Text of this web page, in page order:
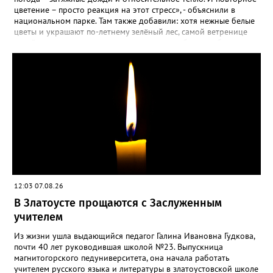
пошли на наращивание корневой системы. А со второго года
пусть лаванда цветёт во всю силу! Фото: Екатерина Бойко,
специально для «Златоуст.инфо». Обсуждение новости здесь
цветение – просто реакция на этот стресс», - объяснили в
национальном парке. Там также добавили: хотя нежные белые
цветы и украшают по-летнему зелёный лес, самой ветренице
силы перед долгой зимовкой.
12:03 07.08.26
В Златоусте прощаются с Заслуженным
учителем
Из жизни ушла выдающийся педагог Галина Ивановна Гудкова,
почти 40 лет руководившая школой №23. Выпускница
магнитогорского педуниверситета, она начала работать
учителем русского языка и литературы в златоустовской школе